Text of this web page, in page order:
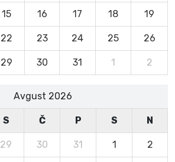
15 16 17 18 19
22 23 24 25 26
29 30 31 1 2
Avgust 2026
S Č P S N
29 30 31 1 2